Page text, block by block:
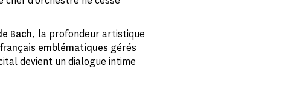
Bach, la profondeur artistique
emblématiques gérés
devient un dialogue intime